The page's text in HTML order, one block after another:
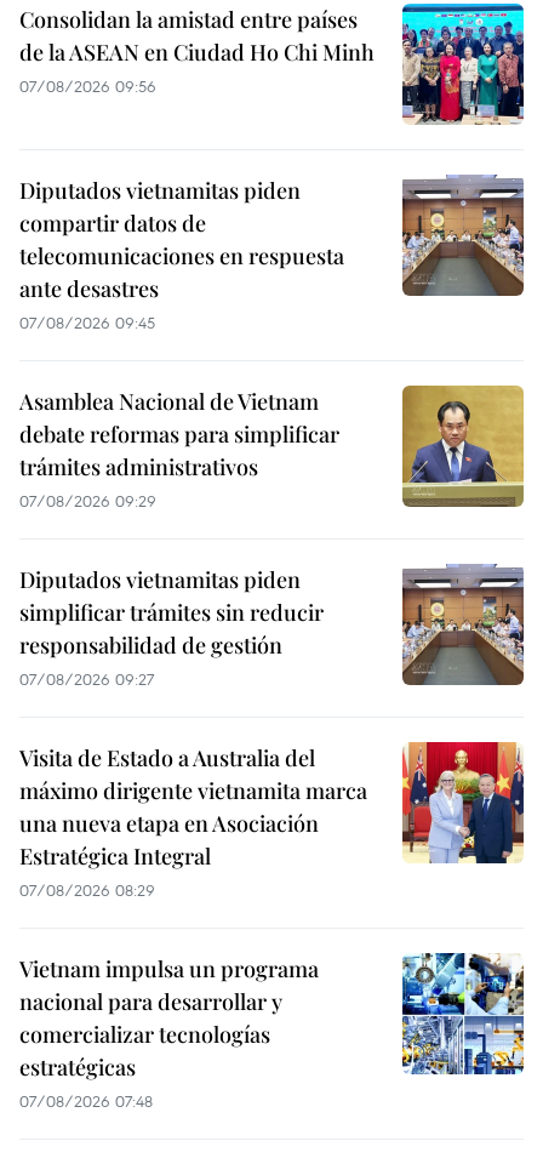
Consolidan la amistad entre países
de la ASEAN en Ciudad Ho Chi Minh
07/08/2026 09:56
Diputados vietnamitas piden
compartir datos de
telecomunicaciones en respuesta
ante desastres
07/08/2026 09:45
Asamblea Nacional de Vietnam
debate reformas para simplificar
trámites administrativos
07/08/2026 09:29
Diputados vietnamitas piden
simplificar trámites sin reducir
responsabilidad de gestión
07/08/2026 09:27
Visita de Estado a Australia del
máximo dirigente vietnamita marca
una nueva etapa en Asociación
Estratégica Integral
07/08/2026 08:29
Vietnam impulsa un programa
nacional para desarrollar y
comercializar tecnologías
estratégicas
07/08/2026 07:48